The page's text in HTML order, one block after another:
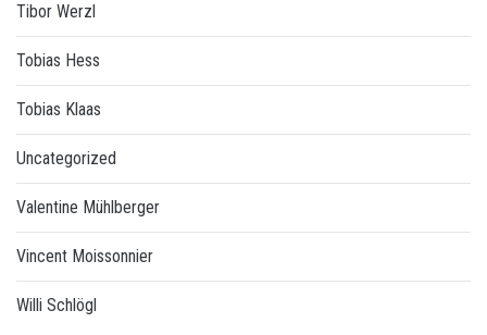
Tibor Werzl
Tobias Hess
Tobias Klaas
Uncategorized
Valentine Mühlberger
Vincent Moissonnier
Willi Schlögl